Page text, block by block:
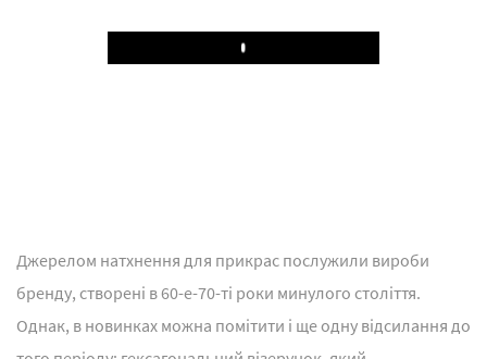
Play
Джерелом натхнення для прикрас послужили вироби
бренду, створені в 60-е-70-ті роки минулого століття.
Однак, в новинках можна помітити і ще одну відсилання до